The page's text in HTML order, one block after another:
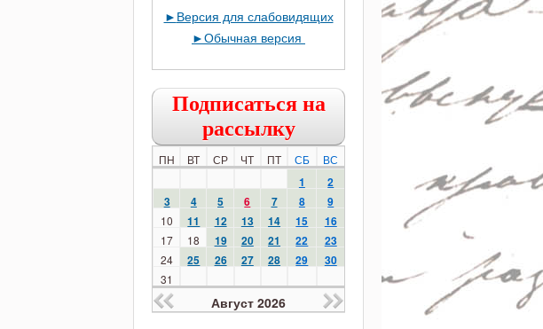
► Версия для слабовидящих
►Обычная версия
Подписаться на
рассылку
ПН ВТ СР ЧТ ПТ СБ ВС
1
2
3
4 5 6 7 8 9
10 11 12 13 14 15 16
17 18 19 20 21 22 23
24 25 26 27 28 29 30
31
Август 2026